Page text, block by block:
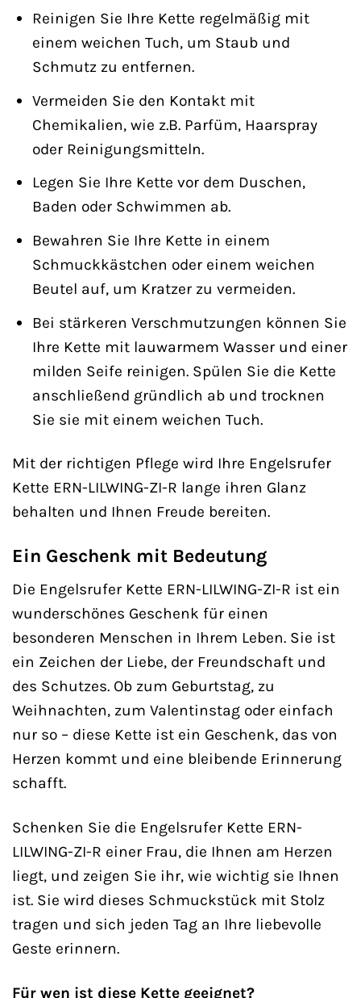
Reinigen Sie Ihre Kette regelmäßig mit
einem weichen Tuch, um Staub und
Schmutz zu entfernen.
Vermeiden Sie den Kontakt mit
Chemikalien, wie z.B. Parfüm, Haarspray
oder Reinigungsmitteln.
Legen Sie Ihre Kette vor dem Duschen,
Baden oder Schwimmen ab.
Bewahren Sie Ihre Kette in einem
Schmuckkästchen oder einem weichen
Beutel auf, um Kratzer zu vermeiden.
Bei stärkeren Verschmutzungen können Sie
Ihre Kette mit lauwarmem Wasser und einer
milden Seife reinigen. Spülen Sie die Kette
anschließend gründlich ab und trocknen
Sie sie mit einem weichen Tuch.
Mit der richtigen Pflege wird Ihre Engelsrufer
Kette ERN-LILWING-ZI-R lange ihren Glanz
behalten und Ihnen Freude bereiten.
Ein Geschenk mit Bedeutung
Die Engelsrufer Kette ERN-LILWING-ZI-R ist ein
wunderschönes Geschenk für einen
besonderen Menschen in Ihrem Leben. Sie ist
ein Zeichen der Liebe, der Freundschaft und
des Schutzes. Ob zum Geburtstag, zu
Weihnachten, zum Valentinstag oder einfach
nur so – diese Kette ist ein Geschenk, das von
Herzen kommt und eine bleibende Erinnerung
schafft.
Schenken Sie die Engelsrufer Kette ERN-
LILWING-ZI-R einer Frau, die Ihnen am Herzen
liegt, und zeigen Sie ihr, wie wichtig sie Ihnen
ist. Sie wird dieses Schmuckstück mit Stolz
tragen und sich jeden Tag an Ihre liebevolle
Geste erinnern.
Für wen ist diese Kette geeignet?